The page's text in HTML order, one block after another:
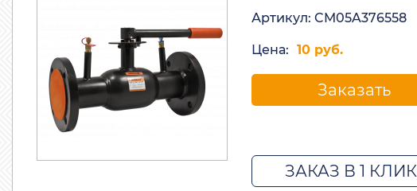
Артикул: CM05A376558
Цена: 10 руб.
Заказать
ЗАКАЗ В 1 КЛИК